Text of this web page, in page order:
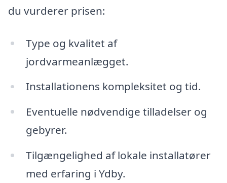
du vurderer prisen:
Type og kvalitet af
jordvarmeanlægget.
Installationens kompleksitet og tid.
Eventuelle nødvendige tilladelser og
gebyrer.
Tilgængelighed af lokale installatører
med erfaring i Ydby.